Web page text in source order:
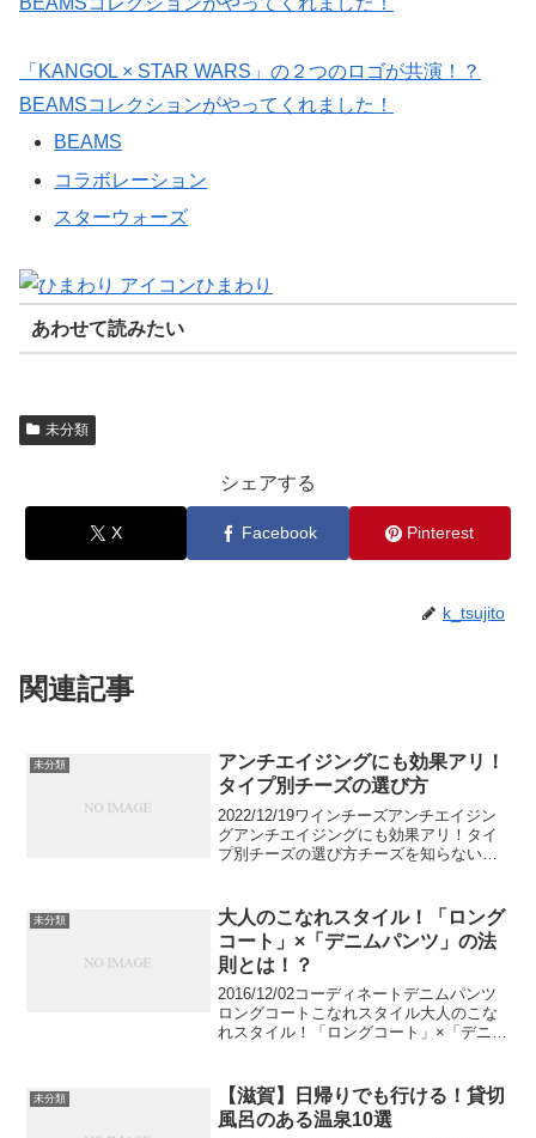
「KANGOL × STAR WARS」の２つのロゴが共演！？
BEAMSコレクションがやってくれました！
BEAMS
コラボレーション
スターウォーズ
ひまわり
あわせて読みたい
未分類
シェアする
X Facebook Pinterest
k_tsujito
関連記事
未分類
アンチエイジングにも効果アリ！
タイプ別チーズの選び方
2022/12/19ワインチーズアンチエイジン
グアンチエイジングにも効果アリ！タイ
プ別チーズの選び方チーズを知らない人
いしいチーズについてご紹介したいと思
います。mar...
未分類
大人のこなれスタイル！「ロング
コート」×「デニムパンツ」の法
則とは！？
2016/12/02コーディネートデニムパンツ
ロングコートこなれスタイル大人のこな
れスタイル！「ロングコート」×「デニム
あり、デニムパンツを合わせても、不釣
り合いで、ち...
未分類
【滋賀】日帰りでも行ける！貸切
風呂のある温泉10選